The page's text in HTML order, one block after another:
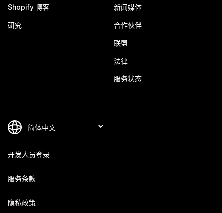
Shopify 博客
研究
新闻媒体
合作伙伴
联盟
法律
服务状态
开发人员登录
服务条款
隐私政策